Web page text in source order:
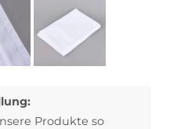
Produkte so